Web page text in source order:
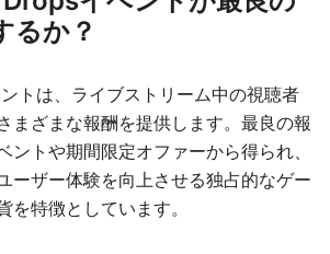
るか？
トは、ライブストリーム中の視聴者
まざまな報酬を提供します。最良の報
ントや期間限定オファーから得られ、
ーザー体験を向上させる独占的なゲー
を特徴としています。